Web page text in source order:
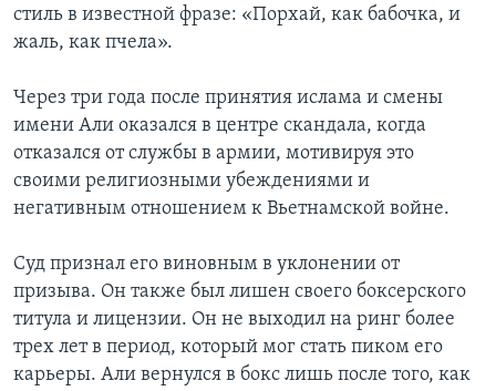
стиль в известной фразе: «Порхай, как бабочка, и
жаль, как пчела».
Через три года после принятия ислама и смены
имени Али оказался в центре скандала, когда
отказался от службы в армии, мотивируя это
своими религиозными убеждениями и
негативным отношением к Вьетнамской войне.
Суд признал его виновным в уклонении от
призыва. Он также был лишен своего боксерского
титула и лицензии. Он не выходил на ринг более
трех лет в период, который мог стать пиком его
карьеры. Али вернулся в бокс лишь после того, как